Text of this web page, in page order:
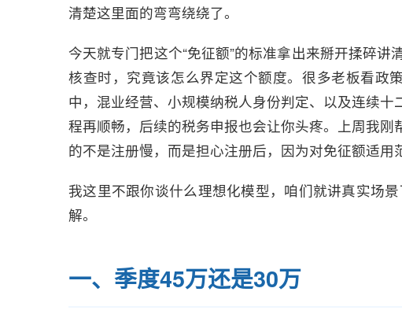
清楚这里面的弯弯绕绕了。
今天就专门把这个“免征额”的标准拿出来掰开揉碎
核查时，究竟该怎么界定这个额度。很多老板看政
中，混业经营、小规模纳税人身份判定、以及连续
程再顺畅，后续的税务申报也会让你头疼。上周我
的不是注册慢，而是担心注册后，因为对免征额适用
我这里不跟你谈什么理想化模型，咱们就讲真实场
解。
一、季度45万还是30万